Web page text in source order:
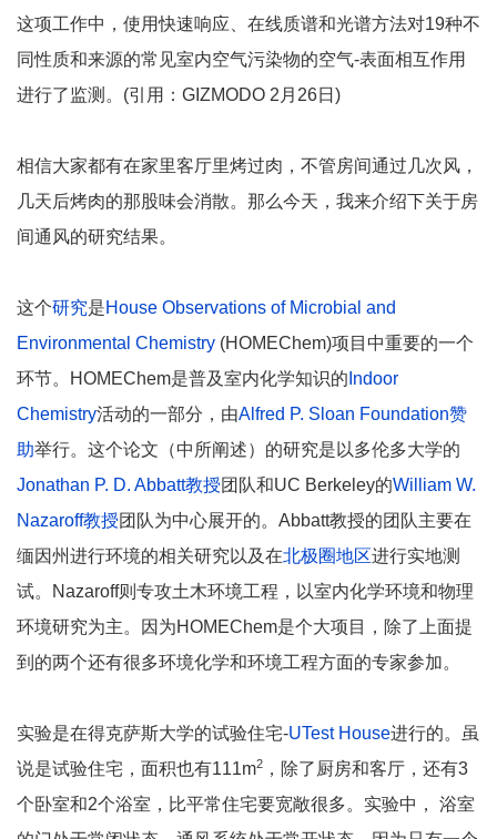
这项工作中，使用快速响应、在线质谱和光谱方法对19种不
同性质和来源的常见室内空气污染物的空气-表面相互作用
进行了监测。(引用：GIZMODO 2月26日)
相信大家都有在家里客厅里烤过肉，不管房间通过几次风，
几天后烤肉的那股味会消散。那么今天，我来介绍下关于房
间通风的研究结果。
这个研究是House Observations of Microbial and
Environmental Chemistry (HOMEChem)项目中重要的一个
环节。HOMEChem是普及室内化学知识的 Indoor
Chemistry活动的一部分，由Alfred P. Sloan Foundation赞
助举行。这个论文（中所阐述）的研究是以多伦多大学的
Jonathan P. D. Abbatt教授团队和UC Berkeley的William W.
Nazaroff教授团队为中心展开的。Abbatt教授的团队主要在
缅因州进行环境的相关研究以及在北极圈地区进行实地测
试。Nazaroff则专攻土木环境工程，以室内化学环境和物理
环境研究为主。因为HOMEChem是个大项目，除了上面提
到的两个还有很多环境化学和环境工程方面的专家参加。
实验是在得克萨斯大学的试验住宅-UTest House进行的。虽
说是试验住宅，面积也有111m2 ，除了厨房和客厅，还有3
个卧室和2个浴室，比平常住宅要宽敞很多。实验中， 浴室